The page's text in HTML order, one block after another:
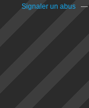
Signaler un abus